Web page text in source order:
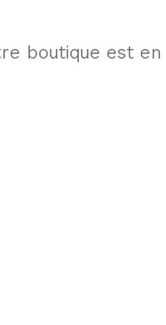
boutique est en